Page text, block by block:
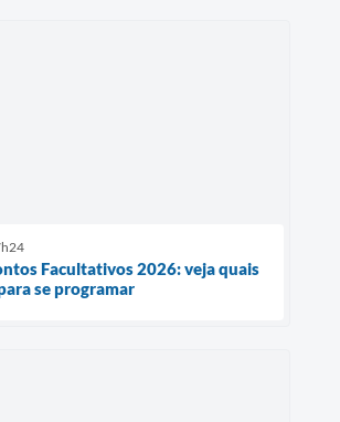
Facultativos 2026: veja quais
se programar